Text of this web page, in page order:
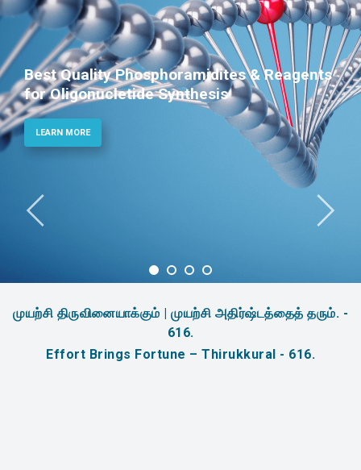
Phosphoramidites for Diagnostic and
Therapeutic Applications
LEARN MORE
முயற்சி திருவினையாக்கும் | முயற்சி அதிர்ஷ்டத்தைத் தரும். -
616.
Effort Brings Fortune – Thirukkural - 616.